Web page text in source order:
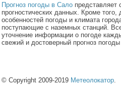
Прогноз погоды в Сало представляет
прогностических данных. Кроме того,
особенностей погоды и климата
поступающие с наземных станций.
уточнение информации о погоде
свежий и достоверный прогноз
© Copyright 2009-2019 Метеолокатор